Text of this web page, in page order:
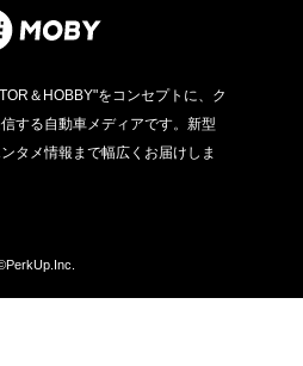
＆HOBBY"をコンセプトに、ク
する自動車メディアです。新型
タメ情報まで幅広くお届けしま